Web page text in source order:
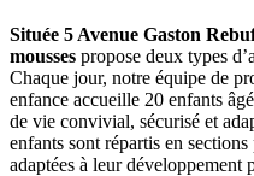
Située 5 Avenue Gaston
mousses propose deux types
Chaque jour, notre équipe de
enfance accueille 20 enfants
de vie convivial, sécurisé et
enfants sont répartis en
adaptées à leur développement